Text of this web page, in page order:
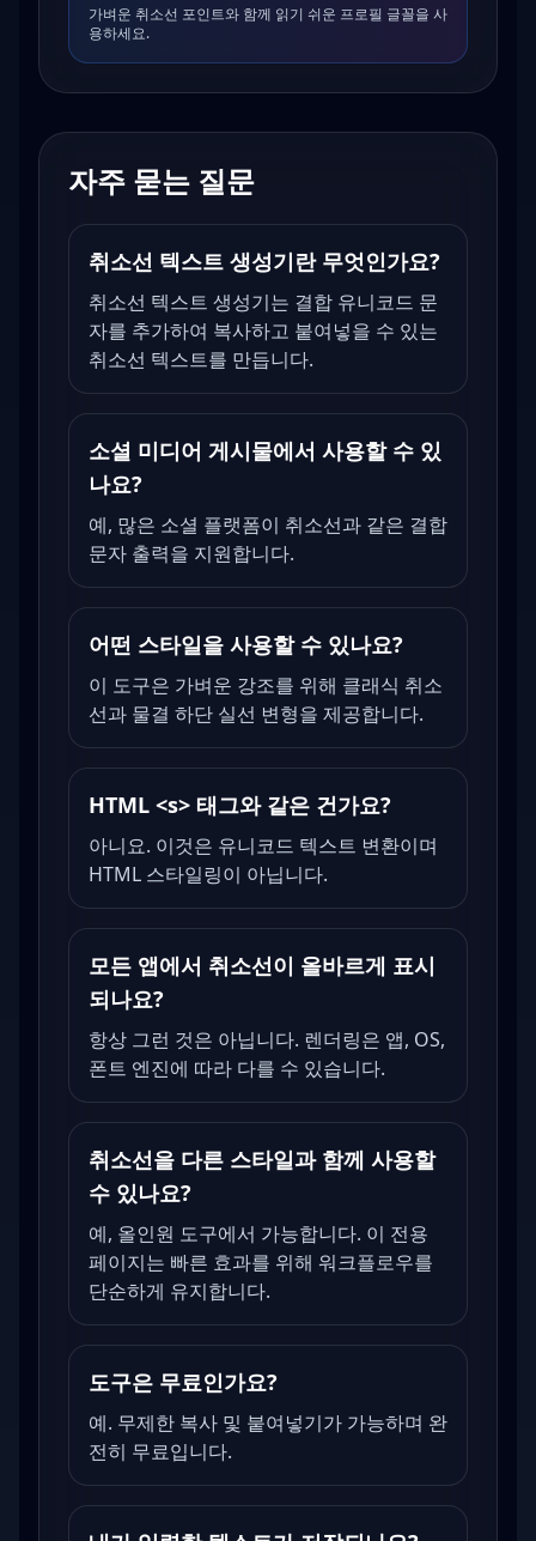
가벼운 취소선 포인트와 함께 읽기 쉬운 프로필 글꼴을 사
용하세요.
자주 묻는 질문
취소선 텍스트 생성기란 무엇인가요?
취소선 텍스트 생성기는 결합 유니코드 문
자를 추가하여 복사하고 붙여넣을 수 있는
취소선 텍스트를 만듭니다.
소셜 미디어 게시물에서 사용할 수 있
나요?
예, 많은 소셜 플랫폼이 취소선과 같은 결합
문자 출력을 지원합니다.
어떤 스타일을 사용할 수 있나요?
이 도구은 가벼운 강조를 위해 클래식 취소
선과 물결 하단 실선 변형을 제공합니다.
HTML <s> 태그와 같은 건가요?
아니요. 이것은 유니코드 텍스트 변환이며
HTML 스타일링이 아닙니다.
모든 앱에서 취소선이 올바르게 표시
되나요?
항상 그런 것은 아닙니다. 렌더링은 앱, OS,
폰트 엔진에 따라 다를 수 있습니다.
취소선을 다른 스타일과 함께 사용할
수 있나요?
예, 올인원 도구에서 가능합니다. 이 전용
페이지는 빠른 효과를 위해 워크플로우를
단순하게 유지합니다.
도구은 무료인가요?
예. 무제한 복사 및 붙여넣기가 가능하며 완
전히 무료입니다.